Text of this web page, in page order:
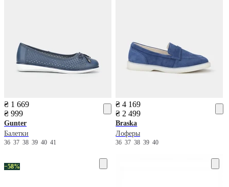
₴ 1 669
₴ 999
Gunter
Балетки
36 37 38 39 40 41
₴ 4 169
₴ 2 499
Braska
Лоферы
3637383940
−58%